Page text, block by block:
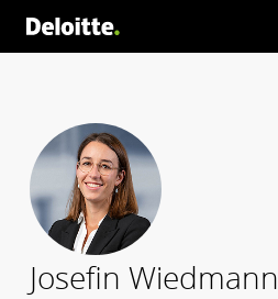
Josefin Wiedmann